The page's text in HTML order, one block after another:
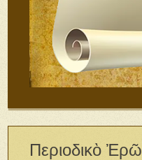
Περιοδικὸ Ἐρῶ